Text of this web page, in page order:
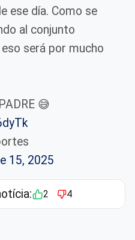
ese día. Como se
al conjunto
será por mucho
😅
15, 2025
2 4